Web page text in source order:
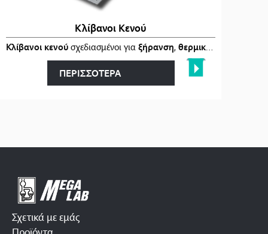
στα…
Κλίβανοι Κενού
Κλίβανοι κενού σχεδιασμένοι για ξήρανση, θερμική επεξεργασία
ΠΕΡΙΣΣΟΤΕΡΑ
Σχετικά με εμάς
Προϊόντα